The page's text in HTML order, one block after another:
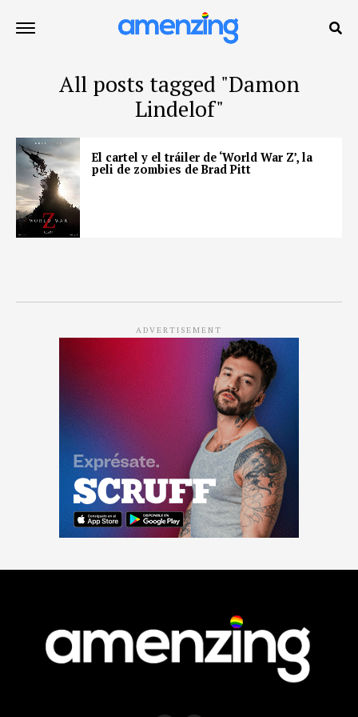
All posts tagged "Damon
Lindelof"
El cartel y el tráiler de ‘World War Z’, la
peli de zombies de Brad Pitt
ADVERTISEMENT